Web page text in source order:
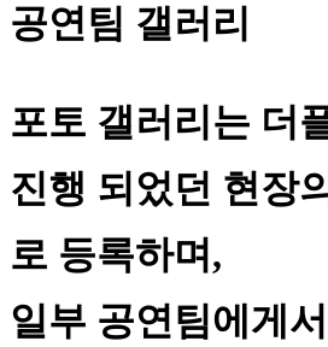
공연팀 갤러리
포토 갤러리는 더
진행 되었던 현장
로 등록하며,
일부 공연팀에게